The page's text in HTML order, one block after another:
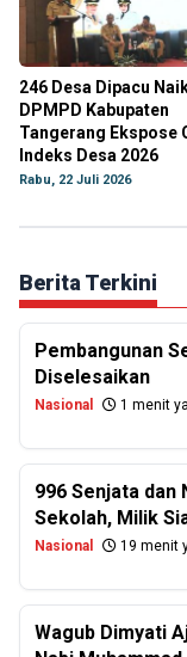
246 Desa Dipacu
DPMPD Kabupaten
Tangerang Ekspose
Indeks Desa 2026
Rabu, 22 Juli 2026
Berita Terkini
Pembangunan
Diselesaikan
Nasional 1 menit
996 Senjata dan
Sekolah, Milik
Nasional 19 menit
Wagub Dimyati